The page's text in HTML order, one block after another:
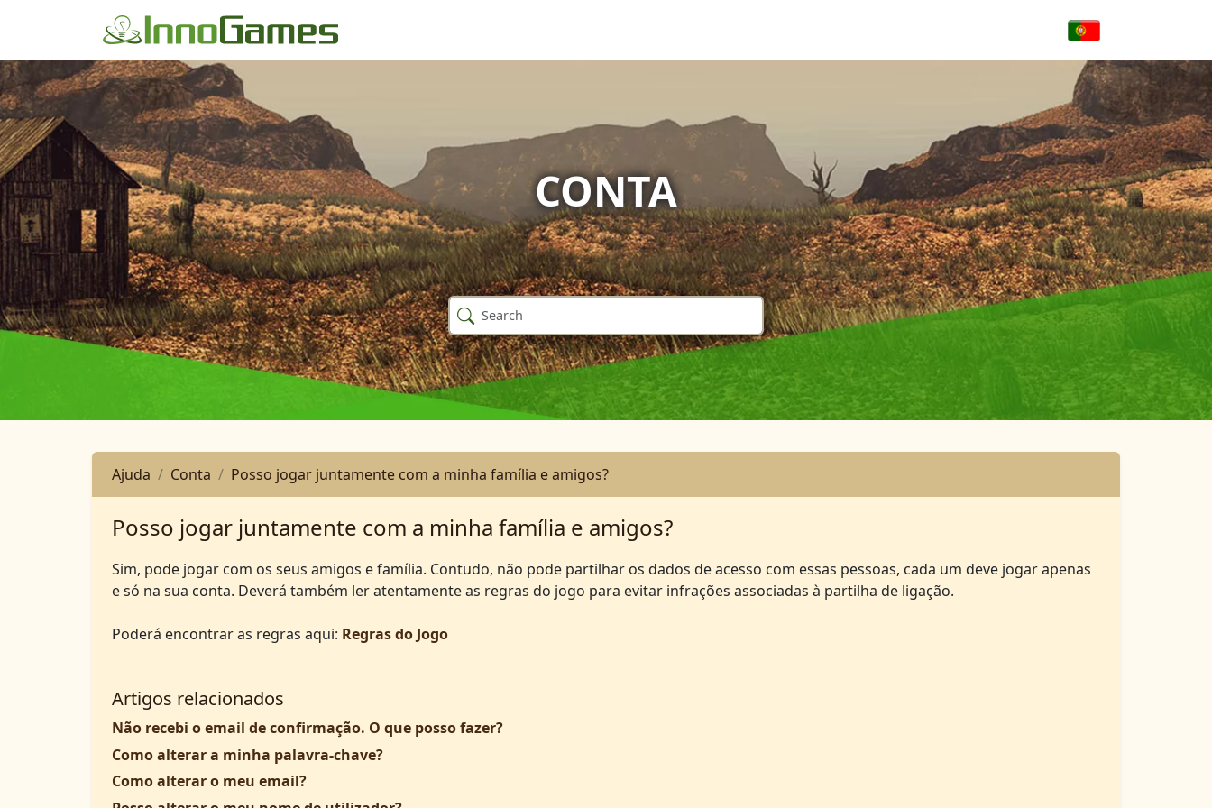
CONTA
Ajuda Conta Posso jogar juntamente com a minha família e amigos?
Posso jogar juntamente com a minha família e amigos?
Sim, pode jogar com os seus amigos e família. Contudo, não pode partilhar os dados de acesso com essas pessoas, cada um deve jogar apenas
e só na sua conta. Deverá também ler atentamente as regras do jogo para evitar infrações associadas à partilha de ligação.
Poderá encontrar as regras aqui: ​ Regras do Jogo
Artigos relacionados
Não recebi o email de confirmação. O que posso fazer?
Como alterar a minha palavra-chave?
Como alterar o meu email?